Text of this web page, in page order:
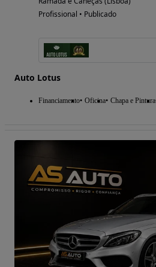
Profissional • Publicado
Auto Lotus
Financiamento Oficina Chapa e Pintura